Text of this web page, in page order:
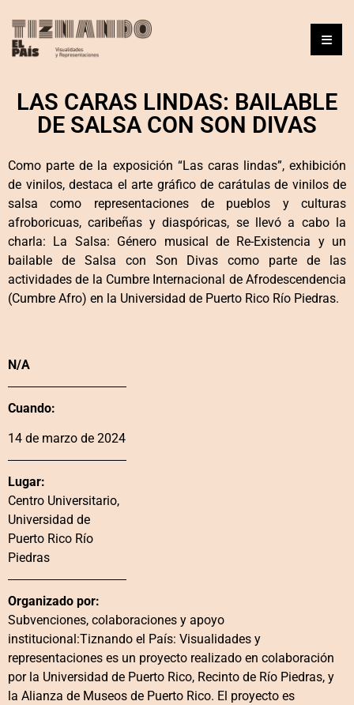
LAS CARAS LINDAS: BAILABLE
DE SALSA CON SON DIVAS
Como parte de la exposición “Las caras lindas”, exhibición
de vinilos, destaca el arte gráfico de carátulas de vinilos de
salsa como representaciones de pueblos y culturas
afroboricuas, caribeñas y diaspóricas, se llevó a cabo la
charla: La Salsa: Género musical de Re-Existencia y un
bailable de Salsa con Son Divas como parte de las
actividades de la Cumbre Internacional de Afrodescendencia
(Cumbre Afro) en la Universidad de Puerto Rico Río Piedras.
N/A
Cuando:
14 de marzo de 2024
Lugar:
Centro Universitario,
Universidad de
Puerto Rico Río
Piedras
Organizado por:
Subvenciones, colaboraciones y apoyo
institucional:Tiznando el País: Visualidades y
representaciones es un proyecto realizado en colaboración
por la Universidad de Puerto Rico, Recinto de Río Piedras, y
la Alianza de Museos de Puerto Rico. El proyecto es